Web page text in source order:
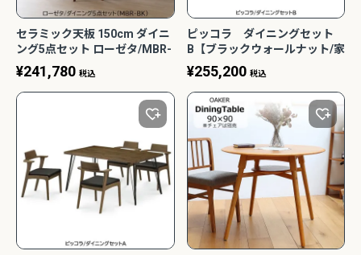
セラミック天板 150cm ダイニ
ング5点セット ローゼタ/MBR-
BK【モード/家族団らん/カフェ
風/シギヤマ家具】
¥241,780 税込
ピッコラ ダイニングセット
B【ブラックウォールナット/家
族団らん/おしゃれ/カフェ
風/WeDoStyle】
¥255,200 税込